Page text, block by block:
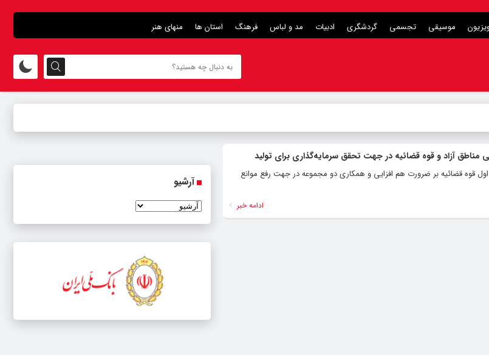
موسیقی تجسمی گردشگری ادبیات مد و لباس فرهنگ استان ها منهای هنر
مناطق آزاد و قوه قضائیه در جهت تحقق سرمایه‌گذاری برای تولید
قوه قضائیه بر ضرورت هم افزایی و همکاری دو مجموعه در جهت رفع موانع
ادامه خبر
آرشیو